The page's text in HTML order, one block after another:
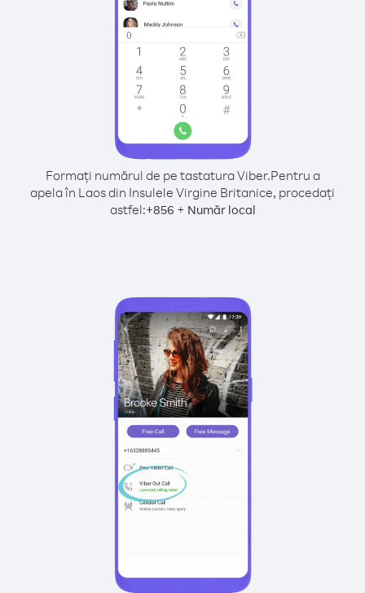
Formați numărul de pe tastatura Viber.Pentru a
apela în Laos din Insulele Virgine Britanice, procedați
astfel:+856 + Număr local